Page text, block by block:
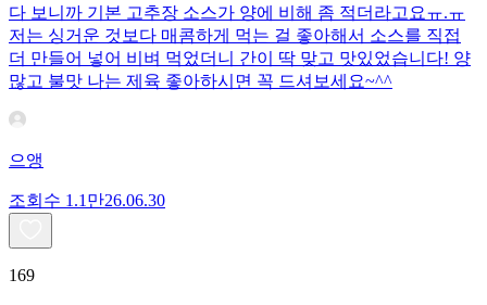
다 보니까 기본 고추장 소스가 양에 비해 좀 적더라고요ㅠ.ㅠ
저는 싱거운 것보다 매콤하게 먹는 걸 좋아해서 소스를 직접
더 만들어 넣어 비벼 먹었더니 간이 딱 맞고 맛있었습니다! 양
많고 불맛 나는 제육 좋아하시면 꼭 드셔보세요~^^
으앵
조회수 1.1만26.06.30
169